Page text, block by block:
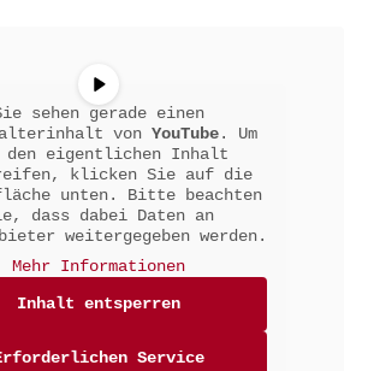
sehen gerade einen
von YouTube. Um
den eigentlichen Inhalt
klicken Sie auf die
unten. Bitte beachten
dass dabei Daten an
weitergegeben werden.
Mehr Informationen
Inhalt entsperren
Service